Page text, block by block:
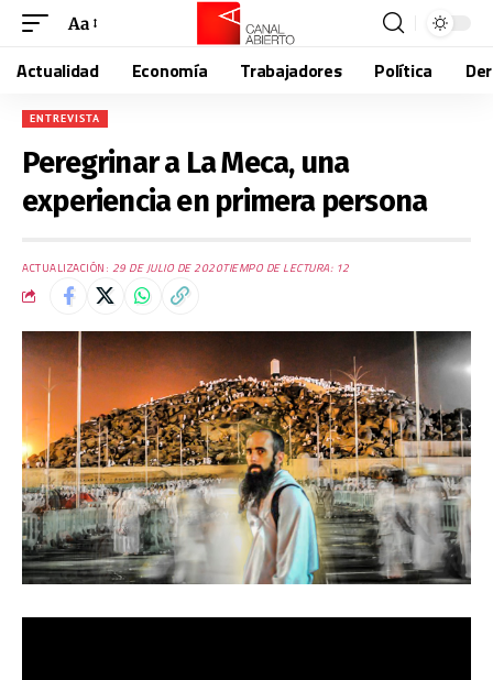
Aa
Actualidad Economía Trabajadores Política
ENTREVISTA
Peregrinar a La Meca, una
experiencia en primera persona
ACTUALIZACIÓN: 29 DE JULIO DE 2020TIEMPO DE LECTURA: 12